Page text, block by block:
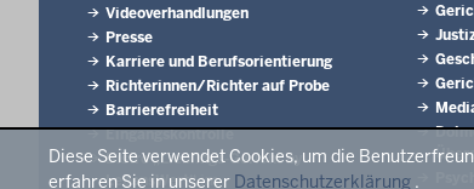
Diese Seite verwendet Cookies, um die
erfahren Sie in unserer Datenschutzerklärung .
Videoverhandlungen
Presse
Karriere und Berufsorientierung
Richterinnen/Richter auf Probe
Barrierefreiheit
Eingangskontrolle
Bistro „Lieblings-Gericht by
LebensWert“ im